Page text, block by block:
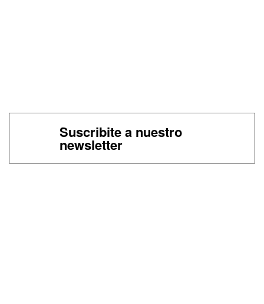
Suscribite a nuestro
newsletter